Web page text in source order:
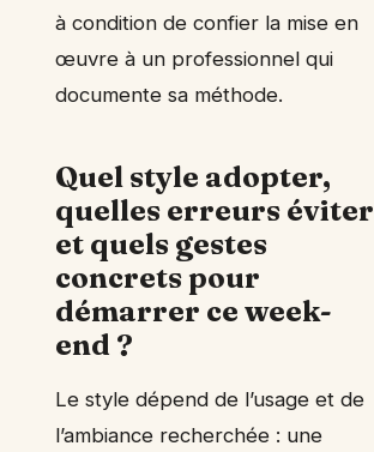
à condition de confier la mise en
œuvre à un professionnel qui
documente sa méthode.
Quel style adopter,
quelles erreurs éviter
et quels gestes
concrets pour
démarrer ce week-
end ?
Le style dépend de l’usage et de
l’ambiance recherchée : une